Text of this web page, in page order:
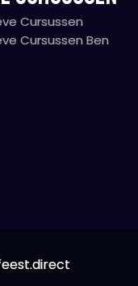
Cursussen
Cursussen Ben